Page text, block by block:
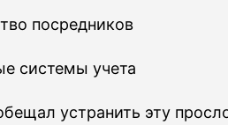
посредников
системы учета
устранить эту